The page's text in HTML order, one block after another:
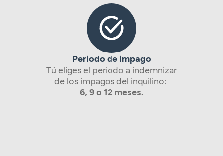
Periodo de impago
Tú eliges el periodo a indemnizar
de los impagos del inquilino:
6, 9 o 12 meses.